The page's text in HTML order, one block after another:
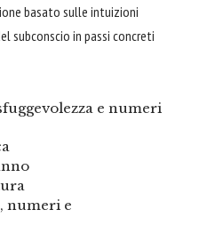
basato sulle intuizioni
subconscio in passi concreti
e numeri
numeri e